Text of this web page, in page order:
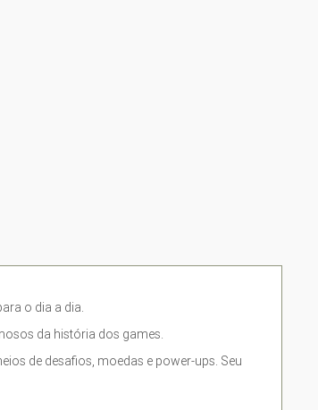
o dia a dia.
da história dos games.
de desafios, moedas e power-ups. Seu